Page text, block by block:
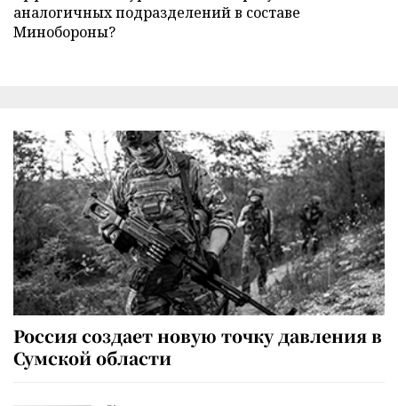
аналогичных подразделений в составе
Минобороны?
Россия создает новую точку давления в
Сумской области